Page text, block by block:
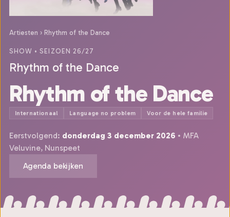
Artiesten › Rhythm of the Dance
SHOW • SEIZOEN 26/27
Rhythm of the Dance
Rhythm of the Dance
Internationaal Language no problem Voor de hele familie
Eerstvolgend: donderdag 3 december 2026 • MFA
Veluvine, Nunspeet
Agenda bekijken